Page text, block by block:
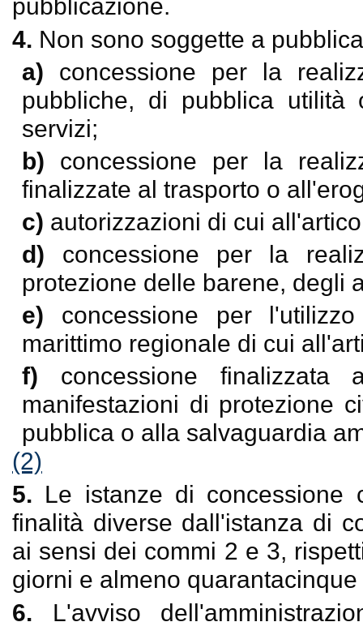
pubblicazione.
4. Non sono soggette a
a) concessione per la
pubbliche, di pubblica utilità
servizi;
b) concessione per la
finalizzate al trasporto o
c) autorizzazioni di cui
d) concessione per la
protezione delle barene, degli
e) concessione per
marittimo regionale di cui
f) concessione
manifestazioni di protezione
pubblica o alla salvaguardia
(2)
5. Le istanze di concessione
finalità diverse dall'istanza di
ai sensi dei commi 2 e 3,
giorni e almeno
6. L'avviso